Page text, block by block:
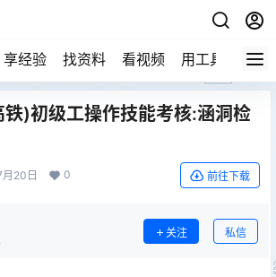
享经验 找资料 看视频 用工具 论技
)初级工操作技能考核:涵洞检
20日 0 前往下载
关注 私信